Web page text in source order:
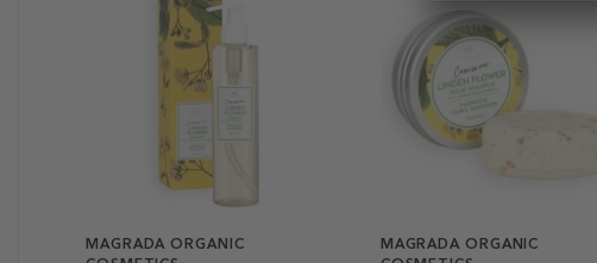
MAGRADA ORGANIC
MAGRADA ORGANIC